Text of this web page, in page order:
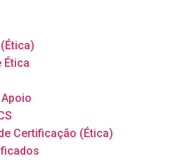
Ética
Certificação (Ética)